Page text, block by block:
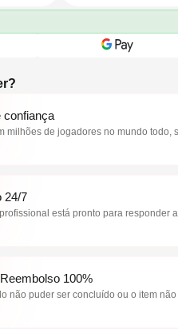
o
com este guia passo a
confiança
milhões de jogadores no mundo todo,
24/7
está pronto para
100%
não puder ser concluído ou o item